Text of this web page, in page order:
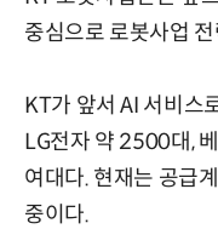
중심으로 로봇사업
KT가 앞서 AI 서비스
LG전자 약 2500대,
여대다. 현재는 공급
중이다.